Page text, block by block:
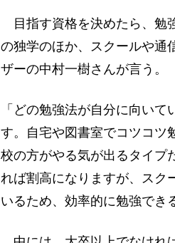
目指す資格を決めたら、勉
の独学のほか、スクールや通
ザーの中村一樹さんが言う。
「どの勉強法が自分に向い
す。自宅や図書室でコツコツ
校の方がやる気が出るタイプ
れば割高になりますが、スク
いるため、効率的に勉強でき